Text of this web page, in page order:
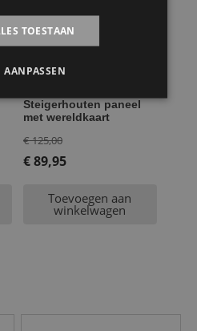
Steigerhouten paneel
met wereldkaart
€125,00Oorspronkelijke
prijs
€ 125,00.
€89,95
Toevoegen aan
winkelwagen
TOESTAAN
AANPASSEN